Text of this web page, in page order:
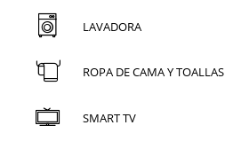
LAVADORA
ROPA DE CAMA Y TOALLAS
SMART TV